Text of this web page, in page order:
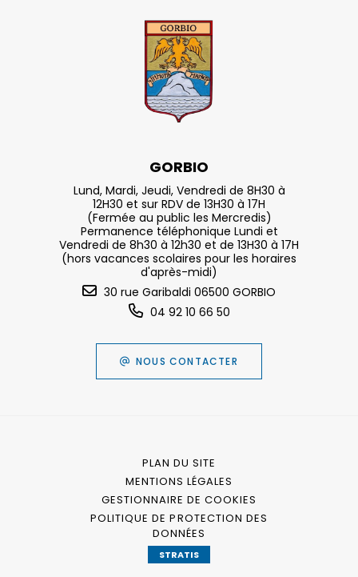
GORBIO
Lund, Mardi, Jeudi, Vendredi de 8H30 à
12H30 et sur RDV de 13H30 à 17H
(Fermée au public les Mercredis)
Permanence téléphonique Lundi et
Vendredi de 8h30 à 12h30 et de 13H30 à 17H
(hors vacances scolaires pour les horaires
d'après-midi)
30 rue Garibaldi 06500 GORBIO
04 92 10 66 50
NOUS CONTACTER
PLAN DU SITE
MENTIONS LÉGALES
GESTIONNAIRE DE COOKIES
POLITIQUE DE PROTECTION DES
DONNÉES
STRATIS